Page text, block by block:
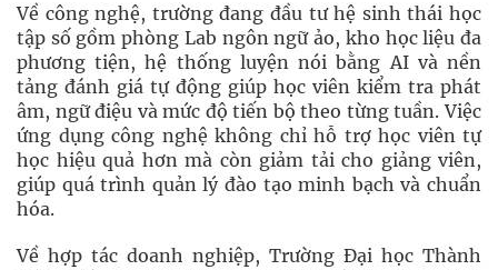
Về công nghệ, trường đang đầu tư hệ sinh thái học
tập số gồm phòng Lab ngôn ngữ ảo, kho học liệu đa
phương tiện, hệ thống luyện nói bằng AI và nền
tảng đánh giá tự động giúp học viên kiểm tra phát
âm, ngữ điệu và mức độ tiến bộ theo từng tuần. Việc
ứng dụng công nghệ không chỉ hỗ trợ học viên tự
học hiệu quả hơn mà còn giảm tải cho giảng viên,
giúp quá trình quản lý đào tạo minh bạch và chuẩn
hóa.
Về hợp tác doanh nghiệp, Trường Đại học Thành